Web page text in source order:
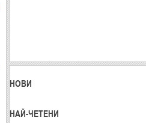
НОВИ
НАЙ-ЧЕТЕНИ